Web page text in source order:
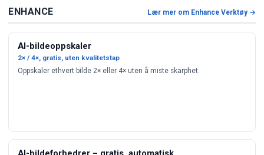
ENHANCE Lær mer om Enhance Verktøy →
AI-bildeoppskaler
2× / 4×, gratis, uten kvalitetstap
Oppskaler ethvert bilde 2× eller 4× uten å miste skarphet.